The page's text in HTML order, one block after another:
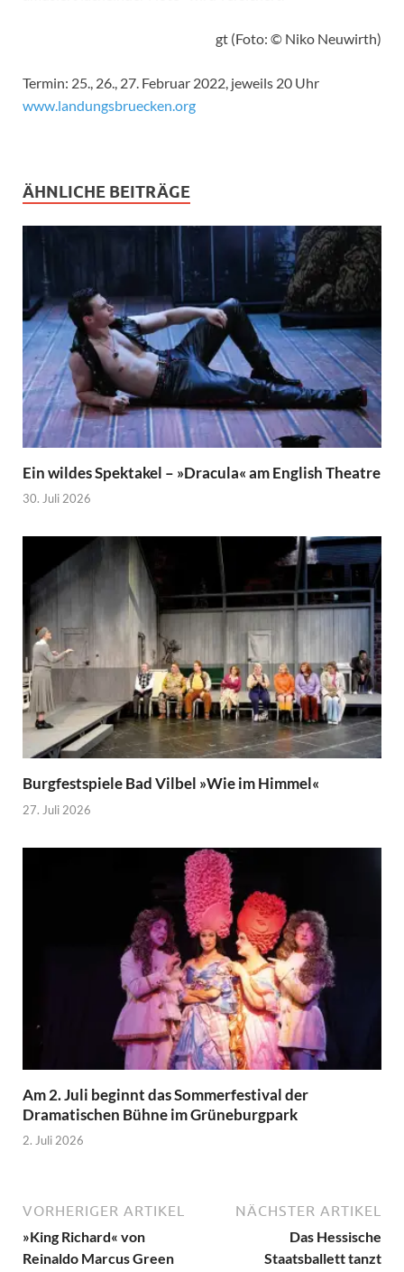
gt (Foto: © Niko Neuwirth)
Termin: 25., 26., 27. Februar 2022, jeweils 20 Uhr
www.landungsbruecken.org
ÄHNLICHE BEITRÄGE
Ein wildes Spektakel – »Dracula« am English Theatre
30. Juli 2026
Burgfestspiele Bad Vilbel »Wie im Himmel«
27. Juli 2026
Am 2. Juli beginnt das Sommerfestival der
Dramatischen Bühne im Grüneburgpark
2. Juli 2026
VORHERIGER ARTIKEL
»King Richard« von
Reinaldo Marcus Green
NÄCHSTER ARTIKEL
Das Hessische
Staatsballett tanzt